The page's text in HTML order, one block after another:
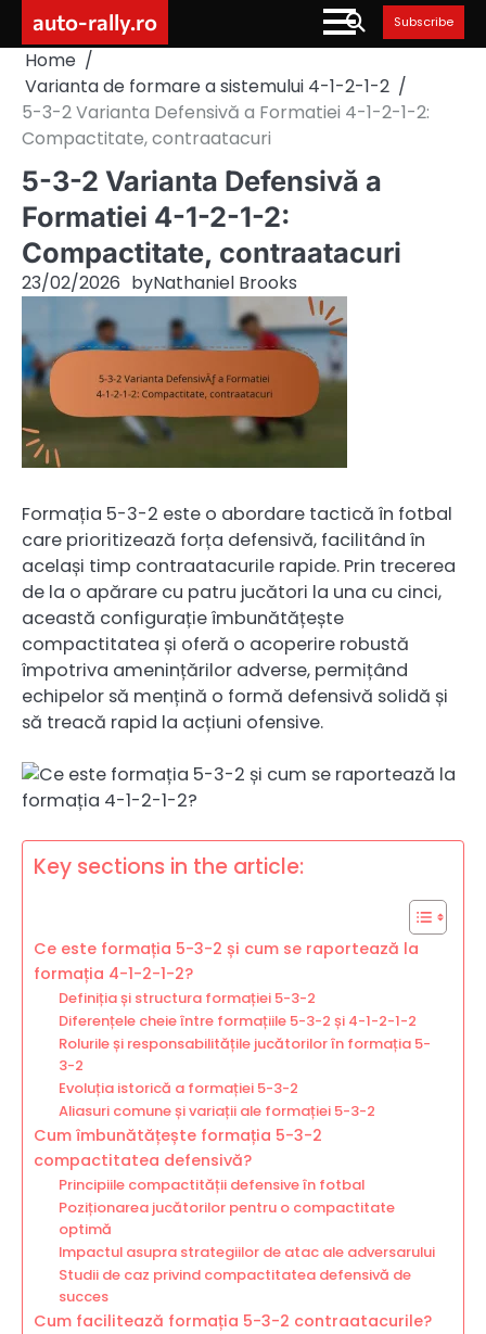
content
auto-rally.ro Subscribe
Home
Varianta de formare a sistemului 4-1-2-1-2
5-3-2 Varianta Defensivă a Formatiei 4-1-2-1-2:
Compactitate, contraatacuri
5-3-2 Varianta Defensivă a
Formatiei 4-1-2-1-2:
Compactitate, contraatacuri
23/02/2026 byNathaniel Brooks
Formația 5-3-2 este o abordare tactică în fotbal
care prioritizează forța defensivă, facilitând în
același timp contraatacurile rapide. Prin trecerea
de la o apărare cu patru jucători la una cu cinci,
această configurație îmbunătățește
compactitatea și oferă o acoperire robustă
împotriva amenințărilor adverse, permițând
echipelor să mențină o formă defensivă solidă și
să treacă rapid la acțiuni ofensive.
Key sections in the article:
Ce este formația 5-3-2 și cum se raportează la
formația 4-1-2-1-2?
Definiția și structura formației 5-3-2
Diferențele cheie între formațiile 5-3-2 și 4-1-2-1-2
Rolurile și responsabilitățile jucătorilor în formația 5-
3-2
Evoluția istorică a formației 5-3-2
Aliasuri comune și variații ale formației 5-3-2
Cum îmbunătățește formația 5-3-2
compactitatea defensivă?
Principiile compactității defensive în fotbal
Poziționarea jucătorilor pentru o compactitate
optimă
Impactul asupra strategiilor de atac ale adversarului
Studii de caz privind compactitatea defensivă de
succes
Cum facilitează formația 5-3-2 contraatacurile?